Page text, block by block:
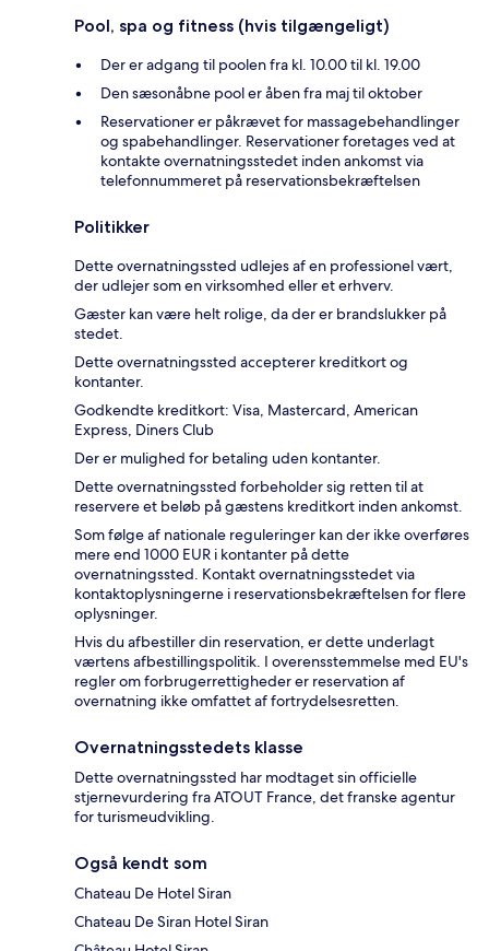
Pool, spa og fitness (hvis tilgængeligt)
Der er adgang til poolen fra kl. 10.00 til kl. 19.00
Den sæsonåbne pool er åben fra maj til oktober
Reservationer er påkrævet for massagebehandlinger
og spabehandlinger. Reservationer foretages ved at
kontakte overnatningsstedet inden ankomst via
telefonnummeret på reservationsbekræftelsen
Politikker
Dette overnatningssted udlejes af en professionel vært,
der udlejer som en virksomhed eller et erhverv.
Gæster kan være helt rolige, da der er brandslukker på
stedet.
Dette overnatningssted accepterer kreditkort og
kontanter.
Godkendte kreditkort: Visa, Mastercard, American
Express, Diners Club
Der er mulighed for betaling uden kontanter.
Dette overnatningssted forbeholder sig retten til at
reservere et beløb på gæstens kreditkort inden ankomst.
Som følge af nationale reguleringer kan der ikke overføres
mere end 1000 EUR i kontanter på dette
overnatningssted. Kontakt overnatningsstedet via
kontaktoplysningerne i reservationsbekræftelsen for flere
oplysninger.
Hvis du afbestiller din reservation, er dette underlagt
værtens afbestillingspolitik. I overensstemmelse med EU's
regler om forbrugerrettigheder er reservation af
overnatning ikke omfattet af fortrydelsesretten.
Overnatningsstedets klasse
Dette overnatningssted har modtaget sin officielle
stjernevurdering fra ATOUT France, det franske agentur
for turismeudvikling.
Også kendt som
Chateau De Hotel Siran
Chateau De Siran Hotel Siran